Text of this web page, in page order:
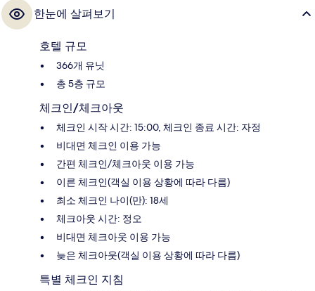
한눈에 살펴보기
호텔 규모
366개 유닛
총 5층 규모
체크인/체크아웃
체크인 시작 시간: 15:00, 체크인 종료 시간: 자정
비대면 체크인 이용 가능
간편 체크인/체크아웃 이용 가능
이른 체크인(객실 이용 상황에 따라 다름)
최소 체크인 나이(만): 18세
체크아웃 시간: 정오
비대면 체크아웃 이용 가능
늦은 체크아웃(객실 이용 상황에 따라 다름)
특별 체크인 지침